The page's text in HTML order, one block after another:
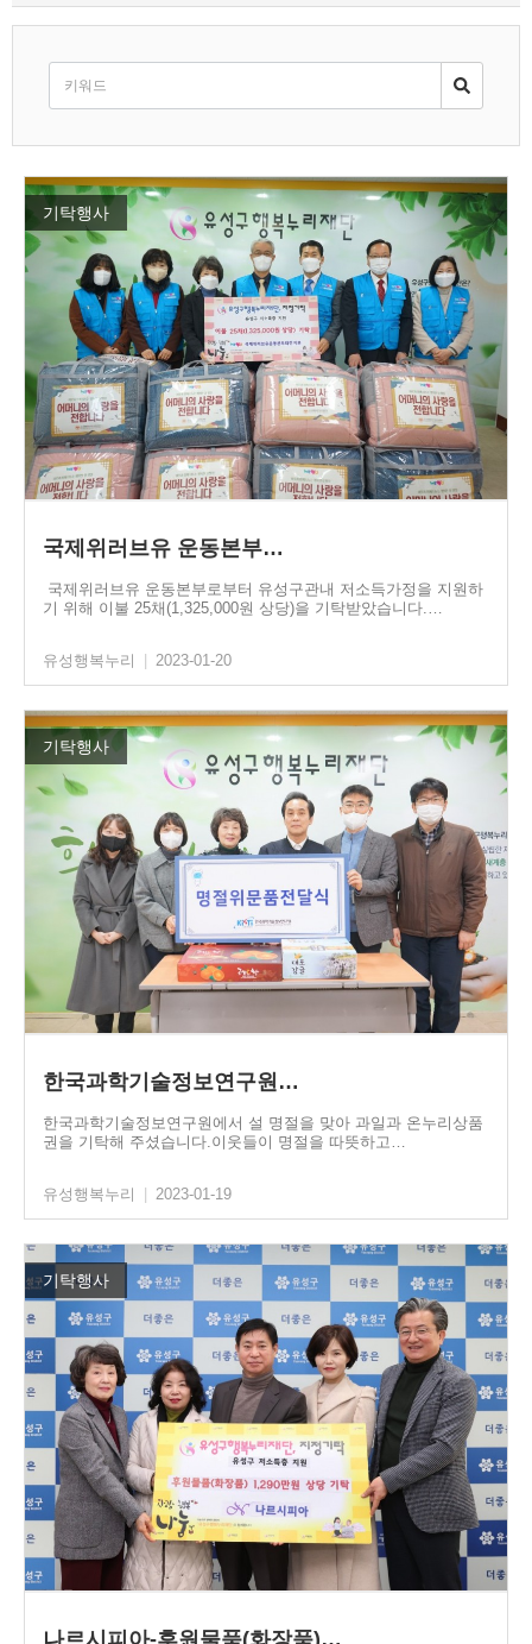
기탁행사
국제위러브유 운동본부…
국제위러브유 운동본부로부터 유성구관내 저소득가정을 지원하
기 위해 이불 25채(1,325,000원 상당)을 기탁받았습니다.…
유성행복누리 2023-01-20
기탁행사
한국과학기술정보연구원…
한국과학기술정보연구원에서 설 명절을 맞아 과일과 온누리상품
권을 기탁해 주셨습니다.이웃들이 명절을 따뜻하고…
유성행복누리 2023-01-19
기탁행사
나르시피아-후원물품(화장품)…